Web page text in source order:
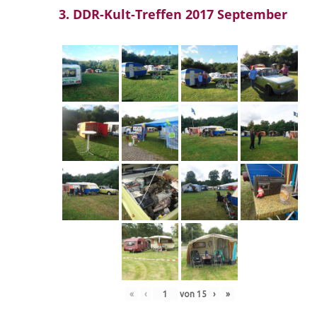
3. DDR-Kult-Treffen 2017 September
« ‹ von 15 › »